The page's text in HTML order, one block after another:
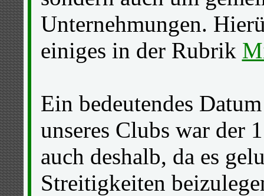
Unternehmungen.
einiges in der Rubrik
Ein bedeutendes
unseres Clubs war der
auch deshalb, da es
Streitigkeiten